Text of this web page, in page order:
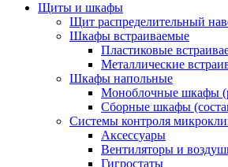
Щиты и шкафы
Щит распределительный
Шкафы встраиваемые
Пластиковые
Металлические
Шкафы напольные
Моноблочные шкафы
Сборные шкафы
Системы контроля
Аксессуары
Вентиляторы и
Гигростаты